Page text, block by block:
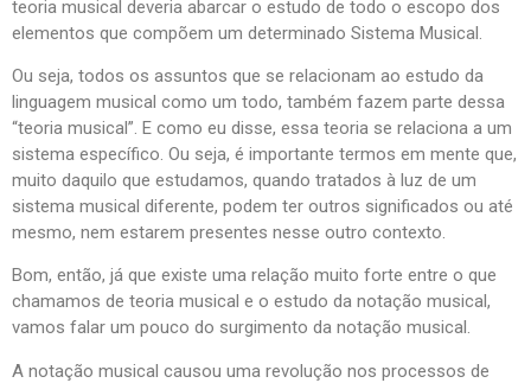
teoria musical deveria abarcar o estudo de todo o escopo dos
elementos que compõem um determinado Sistema Musical.
Ou seja, todos os assuntos que se relacionam ao estudo da
linguagem musical como um todo, também fazem parte dessa
“teoria musical”. E como eu disse, essa teoria se relaciona a um
sistema específico. Ou seja, é importante termos em mente que,
muito daquilo que estudamos, quando tratados à luz de um
sistema musical diferente, podem ter outros significados ou até
mesmo, nem estarem presentes nesse outro contexto.
Bom, então, já que existe uma relação muito forte entre o que
chamamos de teoria musical e o estudo da notação musical,
vamos falar um pouco do surgimento da notação musical.
A notação musical causou uma revolução nos processos de